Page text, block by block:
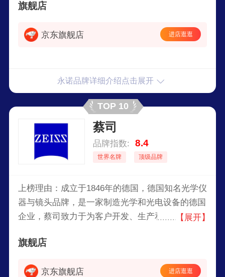
旗舰店
京东旗舰店 进店逛逛
永诺品牌详细介绍点击展开
TOP 10
蔡司
品牌指数: 8.4
世界名牌 顶级品牌
上榜理由：成立于1846年的德国，德国知名光学仪
器与镜头品牌，是一家制造光学和光电设备的德国
企业，蔡司致力于为客户开发、生产和行销前沿创
学领域的显微镜解决方案，以及应用于眼科及显微
【展开】
旗舰店
京东旗舰店 进店逛逛